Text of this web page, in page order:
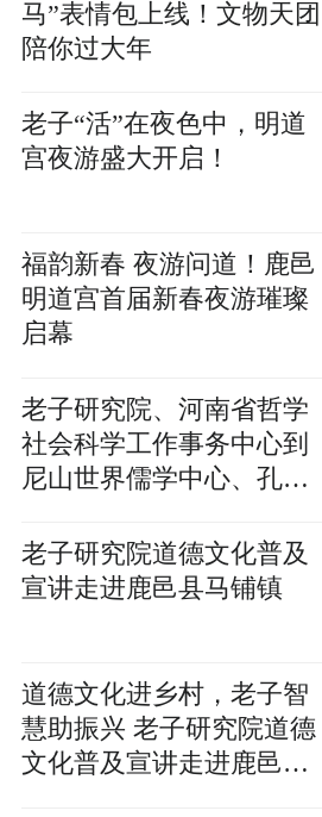
马”表情包上线！文物天团
陪你过大年
老子“活”在夜色中，明道
宫夜游盛大开启！
福韵新春 夜游问道！鹿邑
明道宫首届新春夜游璀璨
启幕
老子研究院、河南省哲学
社会科学工作事务中心到
尼山世界儒学中心、孔子
老子研究院道德文化普及
宣讲走进鹿邑县马铺镇
道德文化进乡村，老子智
慧助振兴 老子研究院道德
文化普及宣讲走进鹿邑县